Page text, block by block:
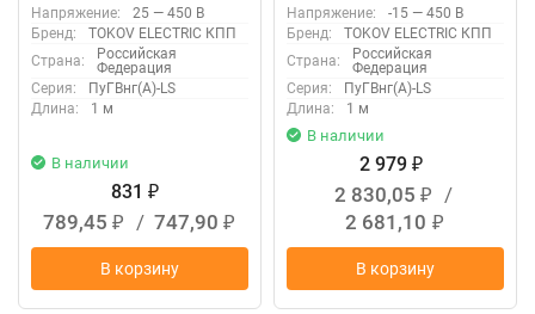
Напряжение:
25 — 450 В
Бренд:
TOKOV ELECTRIC КПП
Страна:
Российская
Федерация
Серия:
ПуГВнг(А)-LS
Длина:
1 м
В наличии
831 ₽
789,45 ₽ / 747,90 ₽
В корзину
Напряжение:
-15 — 450 В
Бренд:
TOKOV ELECTRIC КПП
Страна:
Российская
Федерация
Серия:
ПуГВнг(А)-LS
Длина:
1 м
В наличии
2 979 ₽
2 830,05 ₽
/
2 681,10 ₽
В корзину